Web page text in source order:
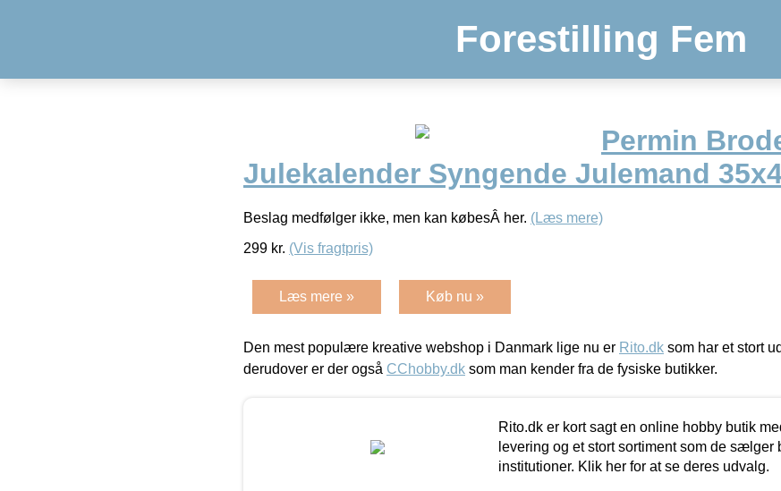
Forestilling Fem
Permin
Julekalender Syngende Julemand
Beslag medfølger ikke, men kan købesÂ her. (Læs mere)
299 kr. (Vis fragtpris)
Læs mere » Køb nu »
Den mest populære kreative webshop i Danmark lige nu er Rito.dk som har et stort
derudover er der også CChobby.dk som man kender fra de fysiske butikker.
Rito.dk er kort sagt en online hobby butik
levering og et stort sortiment som de sælger
institutioner. Klik her for at se deres udvalg.